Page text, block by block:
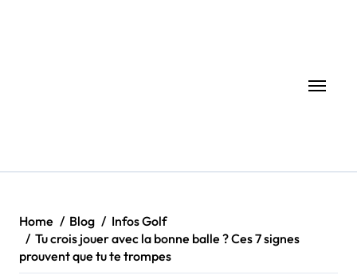
Home Blog
Infos Golf
Tu crois jouer avec la bonne balle ? Ces 7 signes
prouvent que tu te trompes